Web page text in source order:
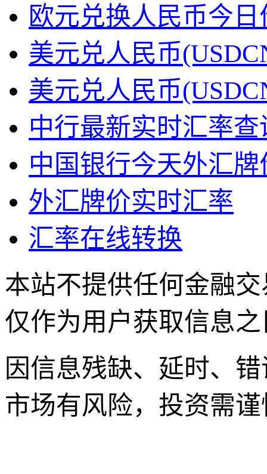
欧元兑换人民币今
美元兑人民币
美元兑人民币
中行最新实时汇率查
中国银行今天外汇牌
外汇牌价实时汇率
汇率在线转换
本站不提供任何金融
仅作为用户获取信息
因信息残缺、延时、
市场有风险，投资需